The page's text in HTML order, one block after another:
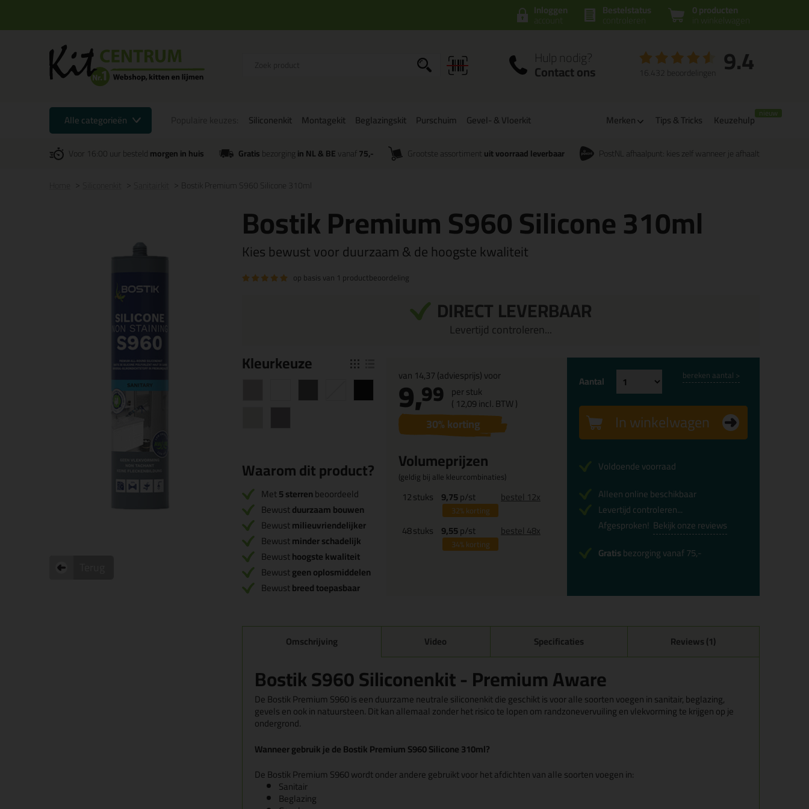
0 producten
in winkelwagen
Bestelstatus
controleren
Inloggen
account
Hulp nodig?
Contact ons 9.4
16.432 beoordelingen
Alle categorieën Siliconenkit Montagekit Beglazingskit Purschuim Gevel- & Vloerkit Merken Tips & Tricks Keuzehulp
Voor 16:00 uur besteldmorgen in huis Gratisbezorgingin NL & BEvanaf 75,- Grootste assortiment uit voorraad leverbaar PostNL afhaalpunt: kies zelf wanneer je afhaalt
Bostik Premium S960 Silicone 310ml
Bostik Premium S960 Silicone 310ml
Kies bewust voor duurzaam & de hoogste kwaliteit
op basis van 1 productbeoordeling
DIRECT LEVERBAAR
Levertijd controleren...
Kleurkeuze
Waarom dit product?
Met5 sterrenbeoordeeld
Bewustduurzaam bouwen
Bewustmilieuvriendelijker
Bewustminder schadelijk
Bewusthoogste kwaliteit
Bewustgeen oplosmiddelen
Bewustbreed toepasbaar
van 14,37(adviesprijs) voor
9,99 per stuk
( 12,09incl. BTW )
30% korting
Volumeprijzen
(geldig bij alle kleurcombinaties)
12stuks 9,75p/st
32%korting
bestel 12x
48stuks 9,55p/st
34%korting
bestel 48x
Aantal bereken aantal >
In winkelwagen
Voldoende voorraad
Alleen online beschikbaar
Levertijd controleren...
Afgesproken! Bekijk onze reviews
Gratisbezorging vanaf 75,-
Omschrijving Video Specificaties Reviews (1)
Bostik S960 Siliconenkit - Premium Aware
De Bostik Premium S960 is een duurzame neutrale siliconenkit die geschikt is voor alle soorten voegen in sanitair, beglazing,
gevels en ook in natuursteen. Dit kan allemaal zonder het risico te lopen om randzonevervuiling en vlekvorming te krijgen op je
ondergrond.
Wanneer gebruik je de Bostik Premium S960 Silicone 310ml?
De Bostik Premium S960 wordt onder andere gebruikt voor het afdichten van alle soorten voegen in:
Sanitair
Beglazing